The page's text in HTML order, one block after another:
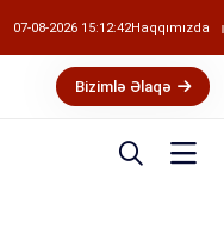
07-08-2026 15:12:43Haqqımızda
Bizimlə Əlaqə